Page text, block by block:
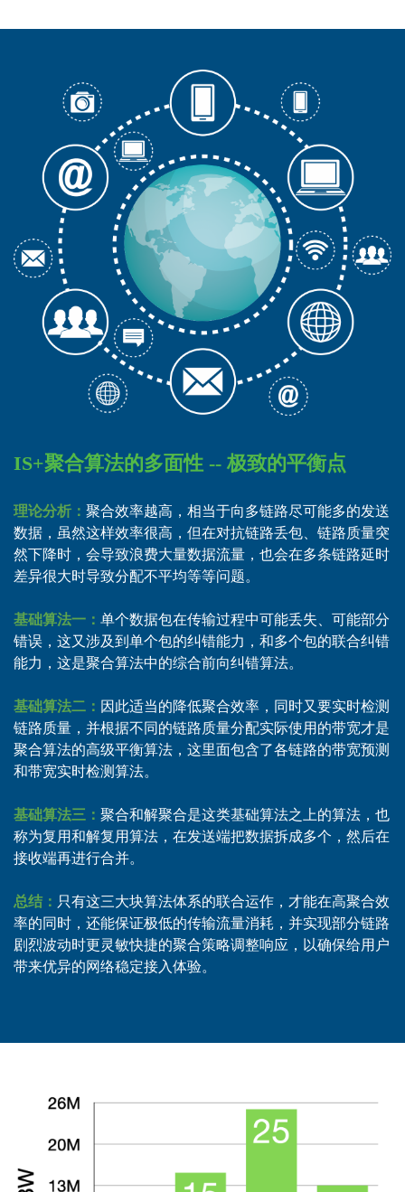
IS+聚合算法的多面性 -- 极致的平衡点
理论分析： 聚合效率越高，相当于向多链路尽可能多的发送
数据，虽然这样效率很高，但在对抗链路丢包、链路质量突
然下降时，会导致浪费大量数据流量，也会在多条链路延时
差异很大时导致分配不平均等等问题。
基础算法一： 单个数据包在传输过程中可能丢失、可能部分
错误，这又涉及到单个包的纠错能力，和多个包的联合纠错
能力，这是聚合算法中的综合前向纠错算法。
基础算法二： 因此适当的降低聚合效率，同时又要实时检测
链路质量，并根据不同的链路质量分配实际使用的带宽才是
聚合算法的高级平衡算法，这里面包含了各链路的带宽预测
和带宽实时检测算法。
基础算法三： 聚合和解聚合是这类基础算法之上的算法，也
称为复用和解复用算法，在发送端把数据拆成多个，然后在
接收端再进行合并。
总结： 只有这三大块算法体系的联合运作，才能在高聚合效
率的同时，还能保证极低的传输流量消耗，并实现部分链路
剧烈波动时更灵敏快捷的聚合策略调整响应，以确保给用户
带来优异的网络稳定接入体验。